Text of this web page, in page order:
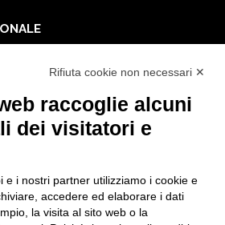
Rifiuta cookie non necessari ✕
raccoglie alcuni
dei visitatori e
e i nostri partner utilizziamo i cookie e
accedere ed elaborare i dati
la visita al sito web o la